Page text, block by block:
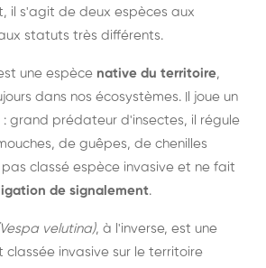
il s'agit de deux espèces aux
statuts très différents.
une espèce native du territoire,
dans nos écosystèmes. Il joue un
: grand prédateur d'insectes, il régule
de guêpes, de chenilles
classé espèce invasive et ne fait
de signalement.
velutina), à l'inverse, est une
invasive sur le territoire